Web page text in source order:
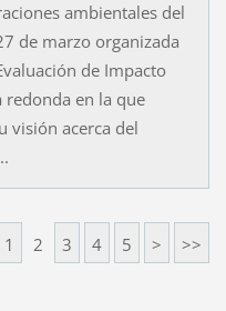
ambientales del
de marzo organizada
de Impacto
en la que
visión acerca del
1 2 3 4 5 > >>